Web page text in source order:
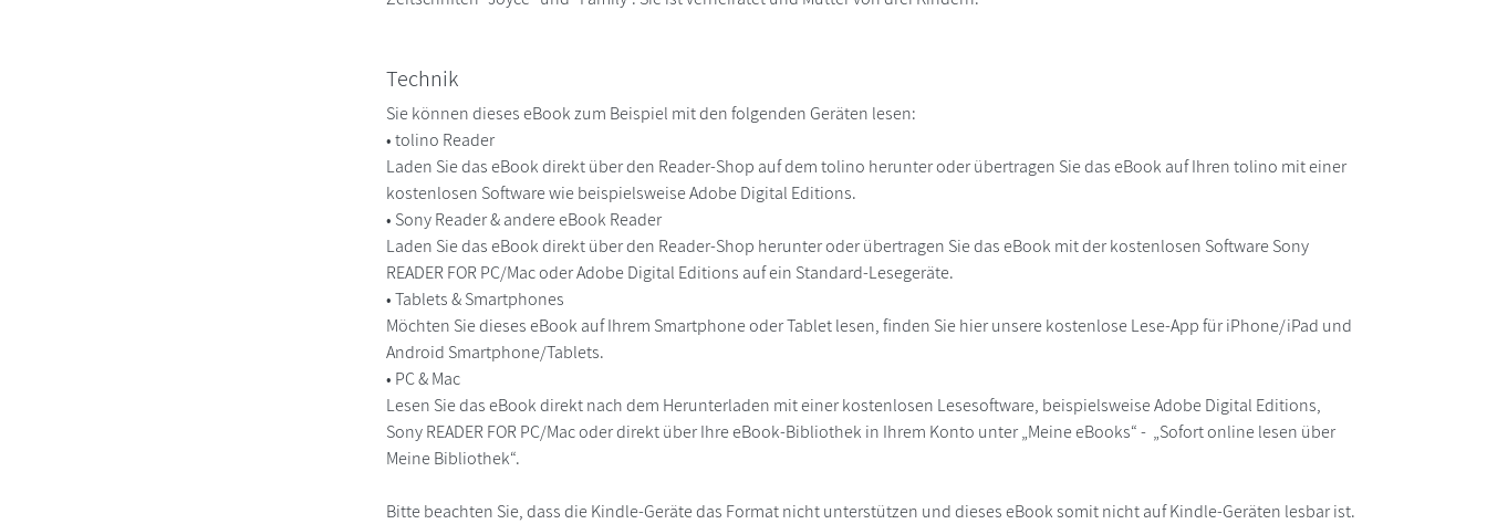
Technik
Sie können dieses eBook zum Beispiel mit den folgenden Geräten lesen:
• tolino Reader
Laden Sie das eBook direkt über den Reader-Shop auf dem tolino herunter oder übertragen Sie das eBook auf Ihren tolino mit einer
kostenlosen Software wie beispielsweise Adobe Digital Editions.
• Sony Reader & andere eBook Reader
Laden Sie das eBook direkt über den Reader-Shop herunter oder übertragen Sie das eBook mit der kostenlosen Software Sony
READER FOR PC/Mac oder Adobe Digital Editions auf ein Standard-Lesegeräte.
• Tablets & Smartphones
Möchten Sie dieses eBook auf Ihrem Smartphone oder Tablet lesen, finden Sie hier unsere kostenlose Lese-App für iPhone/iPad und
Android Smartphone/Tablets.
• PC & Mac
Lesen Sie das eBook direkt nach dem Herunterladen mit einer kostenlosen Lesesoftware, beispielsweise Adobe Digital Editions,
Sony READER FOR PC/Mac oder direkt über Ihre eBook-Bibliothek in Ihrem Konto unter „Meine eBooks“ - „Sofort online lesen über
Meine Bibliothek“.
Bitte beachten Sie, dass die Kindle-Geräte das Format nicht unterstützen und dieses eBook somit nicht auf Kindle-Geräten lesbar ist.